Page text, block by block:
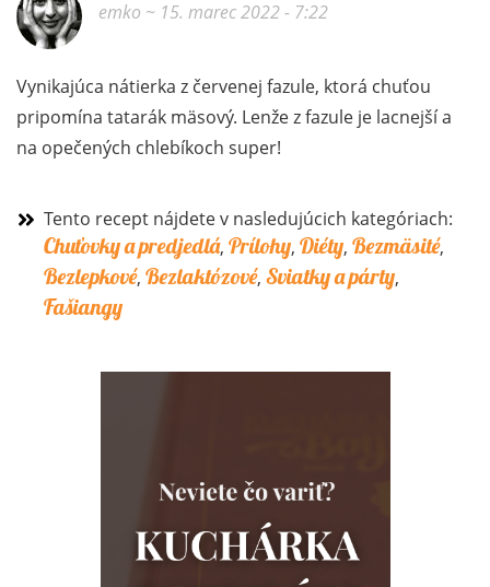
emko ~ 15. marec 2022 - 7:22
Vynikajúca nátierka z červenej fazule, ktorá chuťou
pripomína tatarák mäsový. Lenže z fazule je lacnejší a
na opečených chlebíkoch super!
Tento recept nájdete v nasledujúcich kategóriach:
Chuťovky a predjedlá, Prílohy, Diéty, Bezmäsité,
Bezlepkové, Bezlaktózové, Sviatky a párty,
Fašiangy